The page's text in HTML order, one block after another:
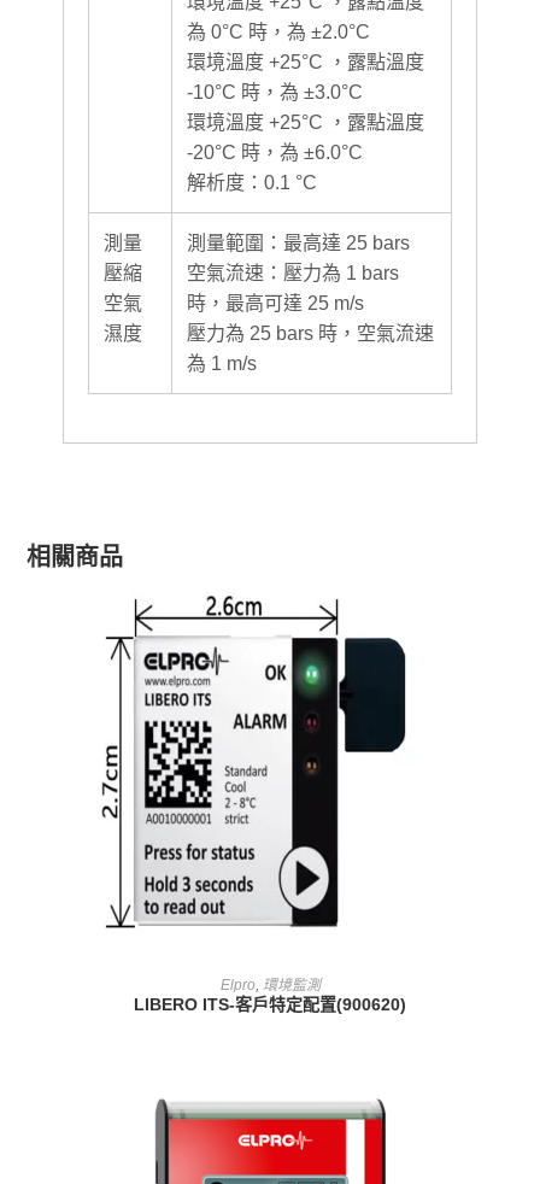
為 0°C 時，為 ±2.0°C
環境溫度 +25°C ，露點溫度
-10°C 時，為 ±3.0°C
環境溫度 +25°C ，露點溫度
-20°C 時，為 ±6.0°C
解析度：0.1 °C
測量
壓縮
空氣
濕度
測量範圍：最高達 25 bars
空氣流速：壓力為 1 bars
時，最高可達 25 m/s
壓力為 25 bars 時，空氣流速
為 1 m/s
相關商品
查看內容
Elpro, 環境監測
LIBERO ITS-客戶特定配置(900620)